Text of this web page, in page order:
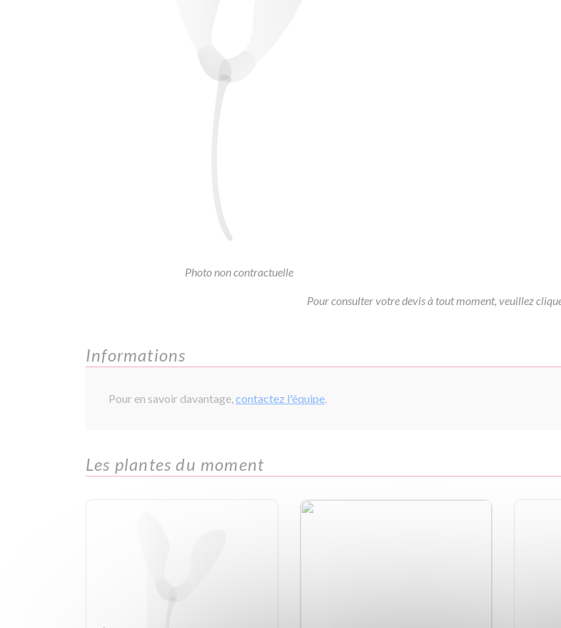
Photo non contractuelle
Pour consulter votre devis à tout moment, veuillez
Informations
Pour en savoir davantage,contactez l'équipe.
Les plantes du moment